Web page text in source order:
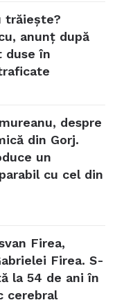
trăiește?
anunț după
duse în
despre
din Gorj.
un
cu cel din
Firea,
Firea. S-
la 54 de ani în
cerebral